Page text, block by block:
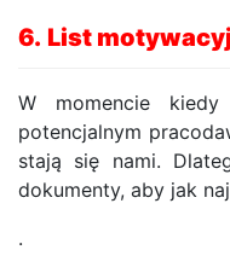
6. List
W momencie
potencjalnym
stają się nami.
dokumenty, aby jak
.